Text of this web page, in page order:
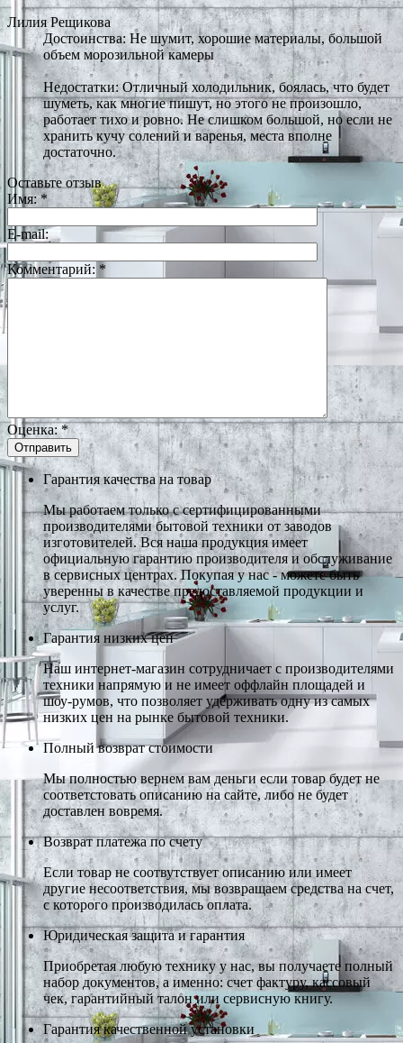
Лилия Рещикова
Достоинства: Не шумит, хорошие материалы, большой
объем морозильной камеры
Недостатки: Отличный холодильник, боялась, что будет
шуметь, как многие пишут, но этого не произошло,
работает тихо и ровно. Не слишком большой, но если не
хранить кучу солений и варенья, места вполне
достаточно.
Оставьте отзыв
Имя:*
E-mail:
Комментарий: *
Оценка:*
Гарантия качества на товар
Мы работаем только с сертифицированными
производителями бытовой техники от заводов
изготовителей. Вся наша продукция имеет
официальную гарантию производителя и обслуживание
в сервисных центрах. Покупая у нас - можете быть
уверенны в качестве предоставляемой продукции и
услуг.
Гарантия низких цен
Наш интернет-магазин сотрудничает с производителями
техники напрямую и не имеет оффлайн площадей и
шоу-румов, что позволяет удерживать одну из самых
низких цен на рынке бытовой техники.
Полный возврат стоимости
Мы полностью вернем вам деньги если товар будет не
соответстовать описанию на сайте, либо не будет
доставлен вовремя.
Возврат платежа по счету
Если товар не соотвутствует описанию или имеет
другие несоответствия, мы возвращаем средства на счет,
с которого производилась оплата.
Юридическая защита и гарантия
Приобретая любую технику у нас, вы получаете полный
набор документов, а именно: счет фактуру, кассовый
чек, гарантийный талон или сервисную книгу.
Гарантия качественной установки